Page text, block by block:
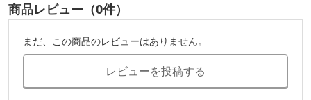
商品レビュー（0件）
まだ、この商品のレビューはありません。
レビューを投稿する